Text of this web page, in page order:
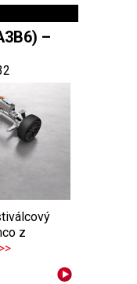
–
z
>>